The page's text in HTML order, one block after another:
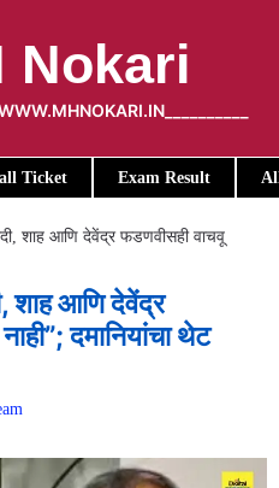
Nokari
Ticket Exam Result
शाह आणि देवेंद्र फडणवीसही वाचवू
शाह आणि देवेंद्र
दमानियांचा थेट